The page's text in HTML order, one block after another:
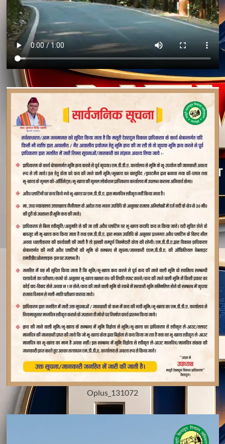
Oplus_131072